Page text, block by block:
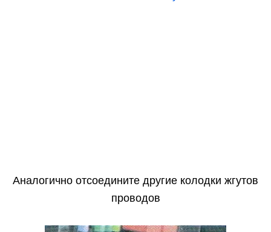
Аналогично отсоедините другие колодки жгутов
проводов